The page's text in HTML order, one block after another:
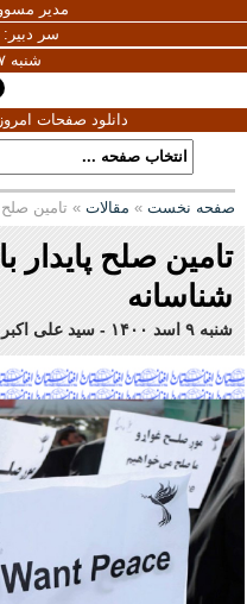
مدیر
سر دبیر:
شنبه ۱۷ اسد ۱۴۰۵
دانلود صفحات
صفحه نخست » مقالات » تامین صلح
تامین صلح پایدار
شناسانه
شنبه ۹ اسد ۱۴۰۰ - سید علی